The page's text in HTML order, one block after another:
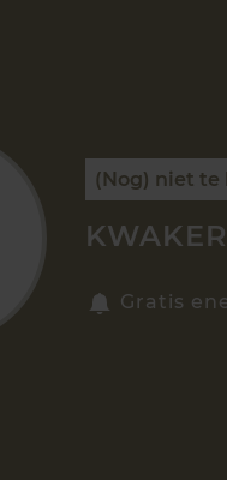
(Nog) niet te
Gratis